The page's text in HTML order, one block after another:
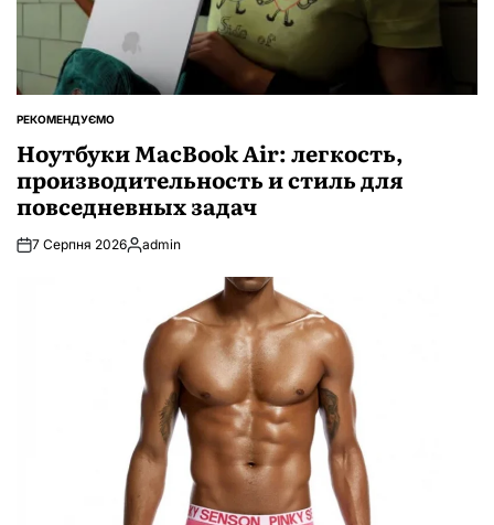
ОПУБЛІКУВАТИ
РЕКОМЕНДУЄМО
Ноутбуки MacBook Air: легкость,
производительность и стиль для
повседневных задач
7 Серпня 2026Опубліковано
admin